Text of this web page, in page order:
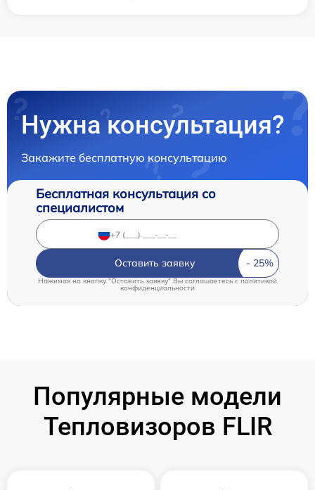
Нужна консультация?
Закажите бесплатную консультацию
Бесплатная консультация со
специалистом
Оставить заявку
Нажимая на кнопку "Оставить заявку" Вы соглашаетесь c политикой
конфиденциальности
Популярные модели
Тепловизоров FLIR